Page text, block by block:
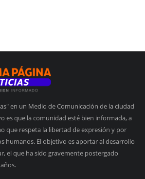
en un Medio de Comunicación de la ciudad
es que la comunidad esté bien informada, a
que respeta la libertad de expresión y por
humanos. El objetivo es aportar al desarrollo
el que ha sido gravemente postergado